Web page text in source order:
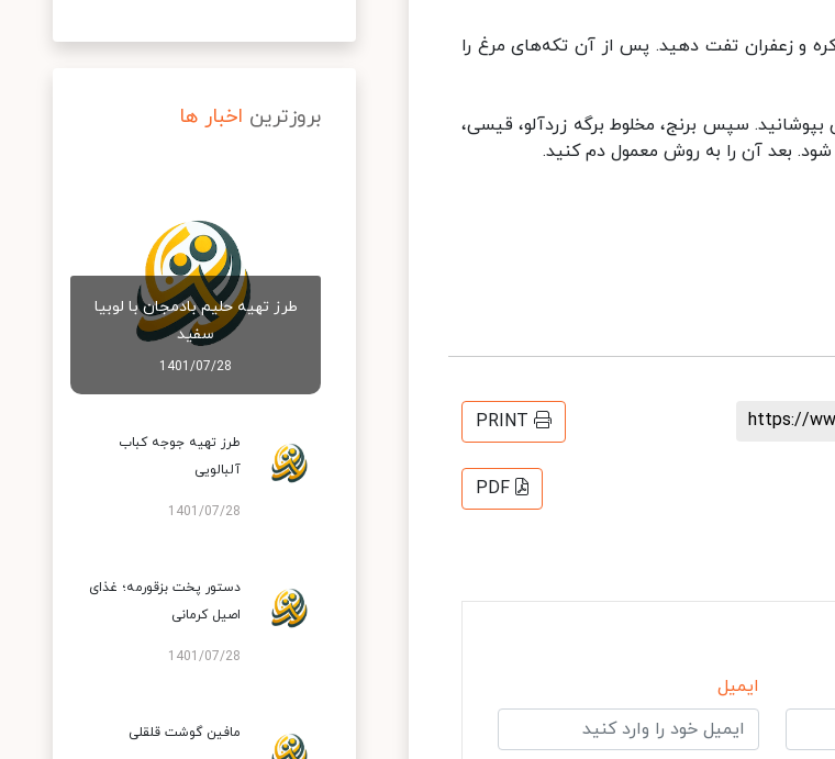
کره و زعفران تفت دهید. پس از آن تکه‌های مرغ را
بپوشانید. سپس برنج، مخلوط برگه زردآلو، قیسی،
شود. بعد آن را به روش معمول دم کنید.
https://
PRINT
PDF
ایمیل
بروزترین اخبار ها
طرز تهیه حلیم بادمجان با لوبیا
سفید
1401/07/28
طرز تهیه جوجه کباب
آلبالویی
1401/07/28
دستور پخت بزقورمه؛ غذای
اصیل کرمانی
1401/07/28
مافین گوشت قلقلی